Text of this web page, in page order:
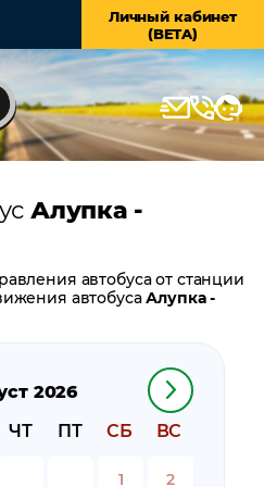
Личный кабинет
(BETA)
Алупка -
2026
ЧТ ПТ СБ ВС
1 2
автобуса от станции
автобусаАлупка -
Алупка